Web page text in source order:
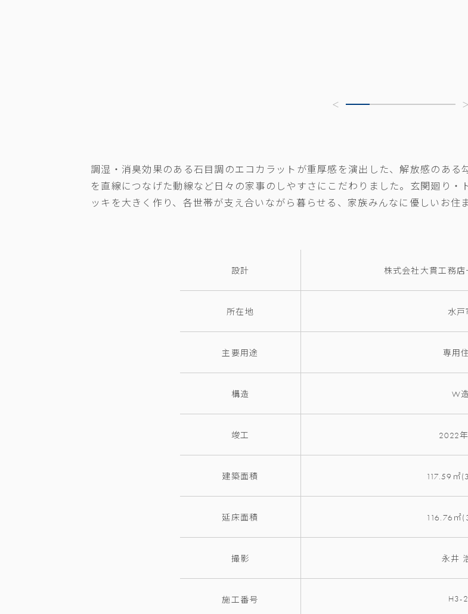
調湿・消臭効果のある石目調のエコカラットが重厚感を演出した、解放感のあ
を直線につなげた動線など日々の家事のしやすさにこだわりました。玄関廻り
ッキを大きく作り、各世帯が支え合いながら暮らせる、家族みんなに優しいお住
設計 株式会社大貫工務
所在地 水戸
主要用途 専用
構造 W
竣工 2022
建築面積 117.59㎡
延床面積 116.76㎡
撮影 永井
施工番号 H3-